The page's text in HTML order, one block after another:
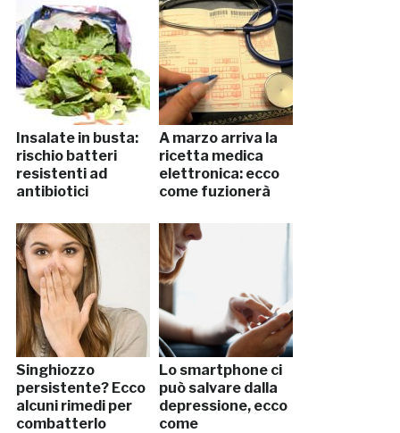
Insalate in busta:
rischio batteri
resistenti ad
antibiotici
A marzo arriva la
ricetta medica
elettronica: ecco
come fuzionerà
Singhiozzo
persistente? Ecco
alcuni rimedi per
combatterlo
Lo smartphone ci
può salvare dalla
depressione, ecco
come